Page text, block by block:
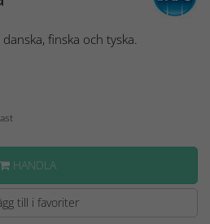
finska och tyska.
HANDLA
till i favoriter